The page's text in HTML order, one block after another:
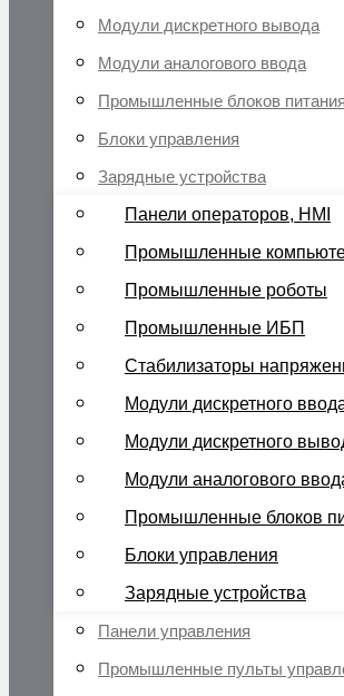
Модули дискретного вывода
Модули аналогового ввода
Промышленные блоков питания
Блоки управления
Зарядные устройства
Панели операторов, HMI
Промышленные
Промышленные роботы
Промышленные ИБП
Стабилизаторы
Модули дискретного
Модули дискретного
Модули аналогового
Промышленные блоков
Блоки управления
Зарядные устройства
Панели управления
Промышленные пульты